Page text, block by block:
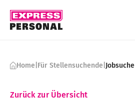
Home|Für Stellensuchende|Jobsuche
Zurück zur Übersicht